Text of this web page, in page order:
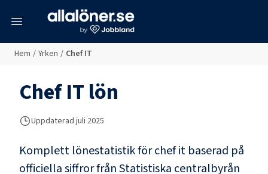
Hem / Yrken / Chef IT
Chef ITlön
Uppdaterad juli 2025
Komplett lönestatistik förchef it baserad på
officiella siffror från Statistiska centralbyrån